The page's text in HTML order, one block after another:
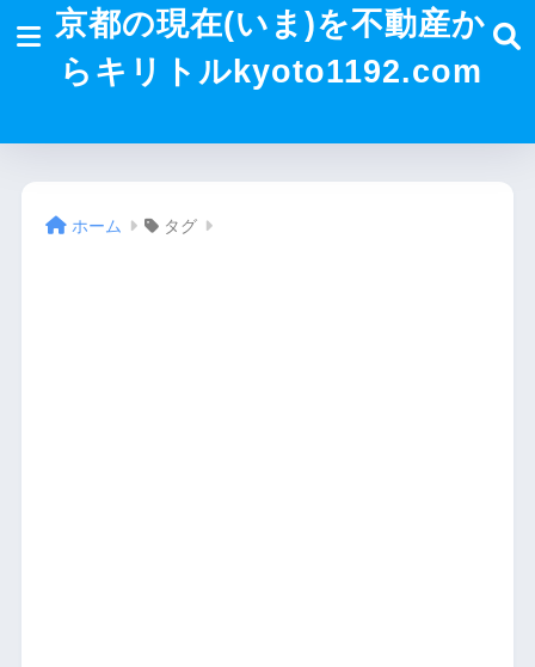
京都の現在(いま)を不動産か
らキリトルkyoto1192.com
ホーム タグ